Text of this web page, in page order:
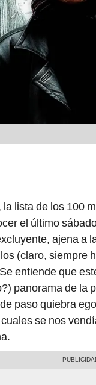
lista de los 100
el último
ajena a
(claro, siempre
entiende que
panorama de la
paso quiebra
se nos